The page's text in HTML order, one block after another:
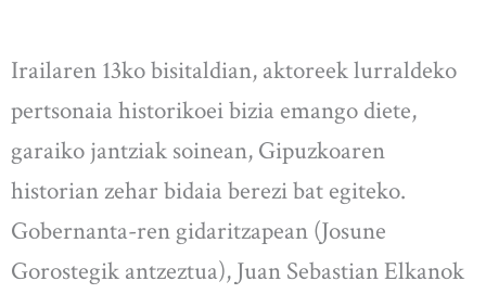
Irailaren 13ko bisitaldian, aktoreek lurraldeko
pertsonaia historikoei bizia emango diete,
garaiko jantziak soinean, Gipuzkoaren
historian zehar bidaia berezi bat egiteko.
Gobernanta-ren gidaritzapean (Josune
Gorostegik antzeztua), Juan Sebastian Elkanok